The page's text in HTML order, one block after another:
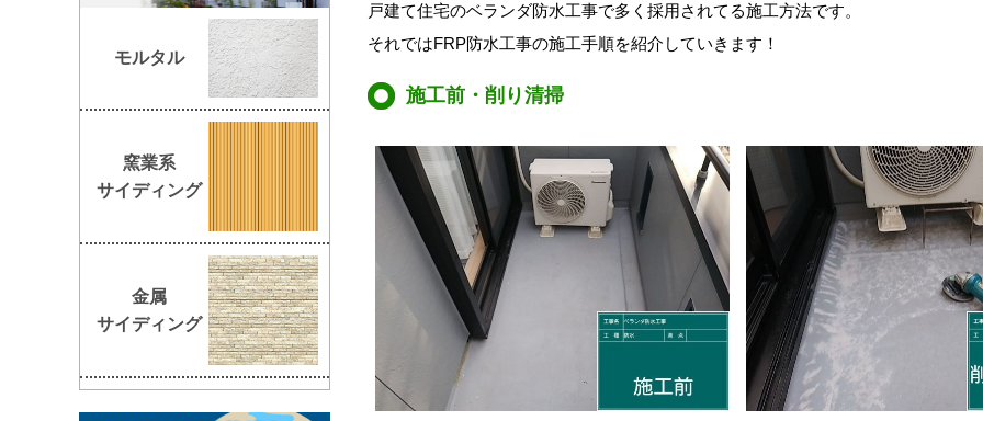
戸建て住宅のベランダ防水工事で多く採用されてる施工方法です。
それではFRP防水工事の施工手順を紹介していきます！
施工前・削り清掃
モルタル
窯業系
サイディング
金属
サイディング